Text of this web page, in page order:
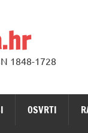
1848-1728
OSVRTI